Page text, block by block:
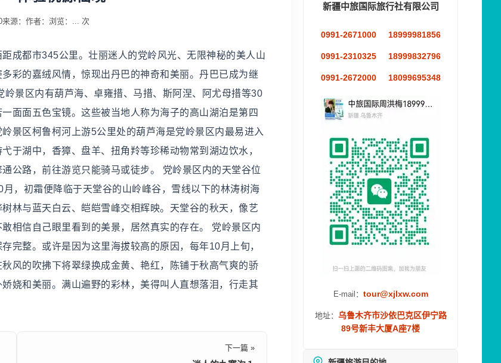
来源： 作者： 浏览： ... 次
成都市345公里。壮丽迷人的党岭风光、无限神秘的美人山
彩的嘉绒风情，惊现出丹巴的神奇和美丽。丹巴已成为继
景区内有葫芦海、卓雍措、马措、斯阿涅、阿尤母措等30
面面五色宝镜。这些被当地人称为海子的高山湖泊是第四
景区柯鲁柯河上游5公里处的葫芦海是党岭景区内最易进入
于湖中，香獐、盘羊、扭角羚等珍稀动物常到湖边饮水，
公路，前往游览只能骑马或徒步。 党岭景区内的天堂谷位
，初霜便降临于天堂谷的山岭峰谷，雪线以下的林涛树海
林与蓝天白云、皑皑雪峰交相辉映。天堂谷的秋天，像艺
相信自己眼里看到的美景，居然真实的存在。 党岭景区内
完整。或许是因为这里海拔较高的原因，每年10月上旬，
风的吹拂下将翠绿换成金黄、艳红，陈铺于秋高气爽的骄
娆和美丽。满山遍野的彩林，美得叫人直想落泪，行走其
下一篇 »
新疆中旅国际旅行社有限公司
0991-2671000 18999981856
0991-2310325 18999832796
0991-2672000 18099695348
E-mail： tour@xjlxw.com
地址： 乌鲁木齐市沙依巴克区伊宁路
89号新丰大厦A座7楼